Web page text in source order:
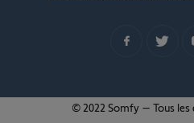
© 2022 Somfy – Tous les